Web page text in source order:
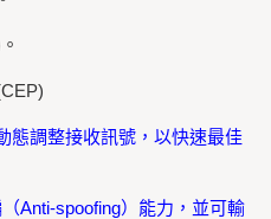
態調整接收訊號，以快速最佳
Anti-spoofing）能力，並可輸